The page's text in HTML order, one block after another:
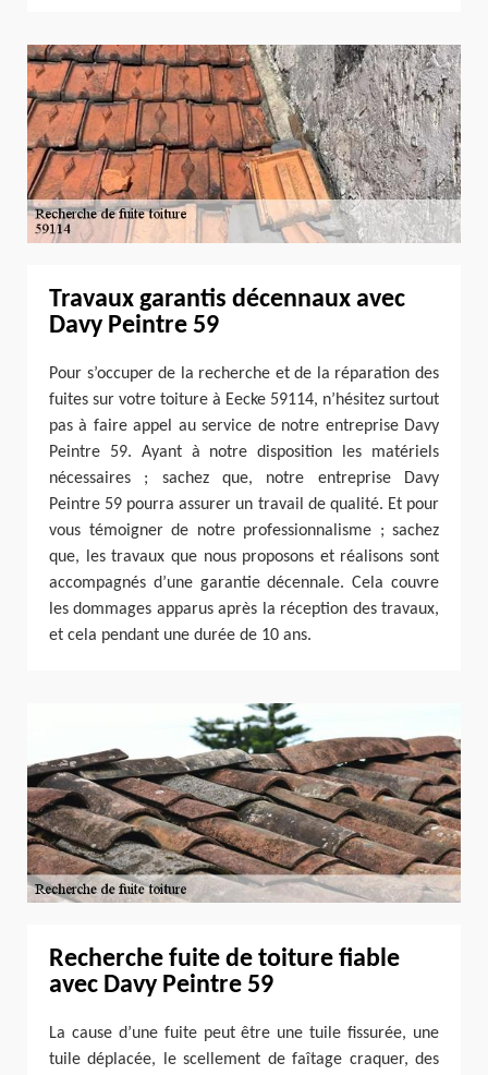
Travaux garantis décennaux avec
Davy Peintre 59
Pour s’occuper de la recherche et de la réparation des
fuites sur votre toiture à Eecke 59114, n’hésitez surtout
pas à faire appel au service de notre entreprise Davy
Peintre 59. Ayant à notre disposition les matériels
nécessaires ; sachez que, notre entreprise Davy
Peintre 59 pourra assurer un travail de qualité. Et pour
vous témoigner de notre professionnalisme ; sachez
que, les travaux que nous proposons et réalisons sont
accompagnés d’une garantie décennale. Cela couvre
les dommages apparus après la réception des travaux,
et cela pendant une durée de 10 ans.
Recherche fuite de toiture fiable
avec Davy Peintre 59
La cause d’une fuite peut être une tuile fissurée, une
tuile déplacée, le scellement de faîtage craquer, des